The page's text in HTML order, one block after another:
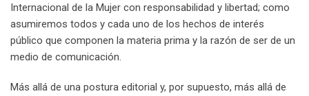
Internacional de la Mujer con responsabilidad y libertad; como
asumiremos todos y cada uno de los hechos de interés
público que componen la materia prima y la razón de ser de un
medio de comunicación.
Más allá de una postura editorial y, por supuesto, más allá de